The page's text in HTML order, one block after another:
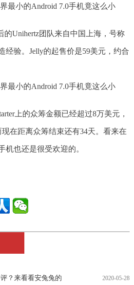
的Unihertz团队来自中国上海，号称
经验。Jelly的起售价是59美元，约合
上的众筹金额已经超过8万美元，
在距离众筹结束还有34天。看来在
机也还是很受欢迎的。
？来看看安兔兔的 2020-05-28